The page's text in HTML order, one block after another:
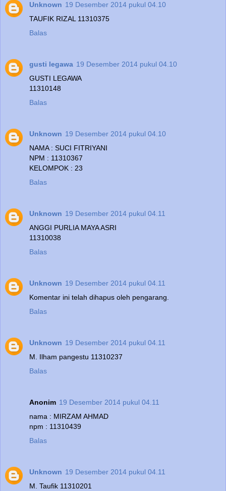
Unknown 19 Desember 2014 pukul 04.10
TAUFIK RIZAL 11310375
Balas
gusti legawa 19 Desember 2014 pukul 04.10
GUSTI LEGAWA
11310148
Balas
Unknown 19 Desember 2014 pukul 04.10
NAMA : SUCI FITRIYANI
NPM : 11310367
KELOMPOK : 23
Balas
Unknown 19 Desember 2014 pukul 04.11
ANGGI PURLIA MAYA ASRI
11310038
Balas
Unknown 19 Desember 2014 pukul 04.11
Komentar ini telah dihapus oleh pengarang.
Balas
Unknown 19 Desember 2014 pukul 04.11
M. Ilham pangestu 11310237
Balas
Anonim 19 Desember 2014 pukul 04.11
nama : MIRZAM AHMAD
npm : 11310439
Balas
Unknown 19 Desember 2014 pukul 04.11
M. Taufik 11310201